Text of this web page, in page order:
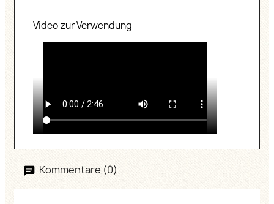
Video zur Verwendung
Kommentare (0)